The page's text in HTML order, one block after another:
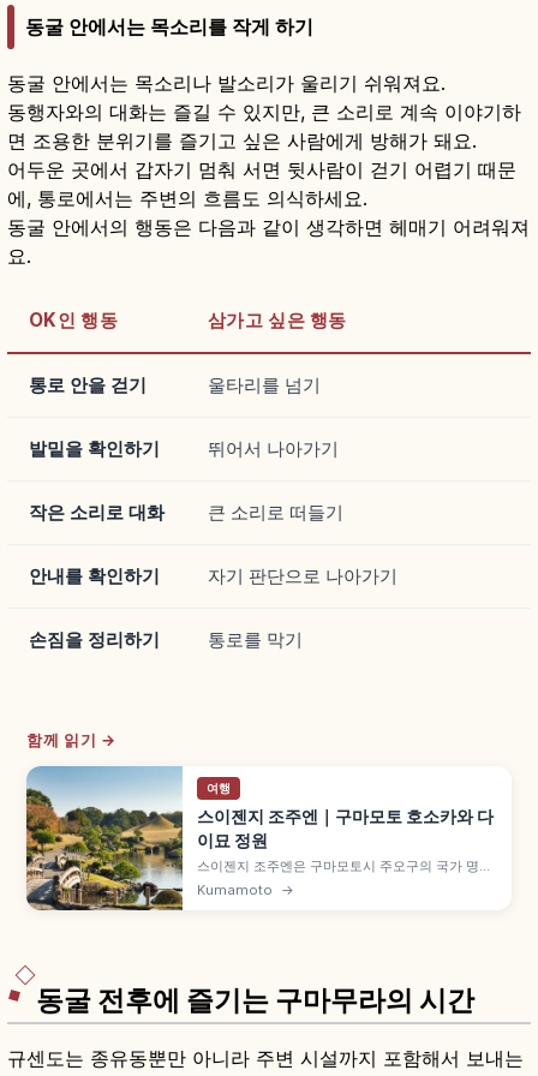
동굴 안에서는 목소리를 작게 하기
동굴 안에서는 목소리나 발소리가 울리기 쉬워져요.
동행자와의 대화는 즐길 수 있지만, 큰 소리로 계속 이야기하
면 조용한 분위기를 즐기고 싶은 사람에게 방해가 돼요.
어두운 곳에서 갑자기 멈춰 서면 뒷사람이 걷기 어렵기 때문
에, 통로에서는 주변의 흐름도 의식하세요.
동굴 안에서의 행동은 다음과 같이 생각하면 헤매기 어려워져
요.
OK인 행동 삼가고 싶은 행동
통로 안을 걷기 울타리를 넘기
발밑을 확인하기 뛰어서 나아가기
작은 소리로 대화 큰 소리로 떠들기
안내를 확인하기 자기 판단으로 나아가기
손짐을 정리하기 통로를 막기
함께 읽기 →
여행
스이젠지 조주엔｜구마모토 호소카와 다
이묘 정원
스이젠지 조주엔은 구마모토시 주오구의 국가 명승·
사적 지천회유식 일본 정원으로, 간에이 9년(1632
Kumamoto →
동굴 전후에 즐기는 구마무라의 시간
규센도는 종유동뿐만 아니라 주변 시설까지 포함해서 보내는